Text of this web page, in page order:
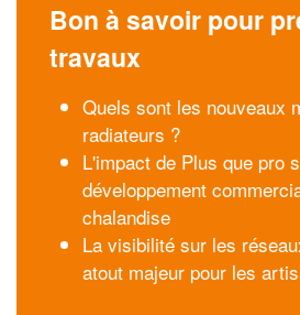
Bon à savoir pour
travaux
Quels sont les nouveaux
radiateurs ?
L'impact de Plus que pro
développement
chalandise
La visibilité sur les
atout majeur pour les